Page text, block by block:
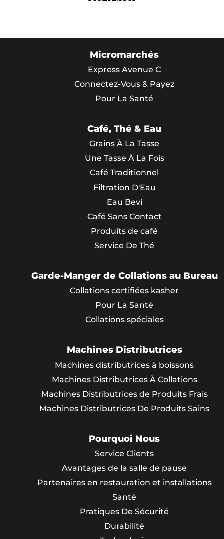
Micromarchés
Express Avenue C
Connectez-Vous & Payez
Pour La Santé
Café, Thé & Eau
Grains À La Tasse
Une Tasse À La Fois
Café Traditionnel
Filtration D'Eau
Eau Bevi
Café Sans Contact
Produits de café
Service De Thé
Garde-Manger de Collations au Bureau
Collations certifiées kasher
Pour La Santé
Collations spéciales
Machines Distributrices
Machines distributrices à boissons
Machines Distributrices À Collations
Machines Distributrices de Produits Frais
Machines Distributrices De Produits Sains
Pourquoi Nous
Service Clients
Avantages de la salle de pause
Partenaires en restauration et installations
Santé
Pratiques De Sécurité
Durabilité